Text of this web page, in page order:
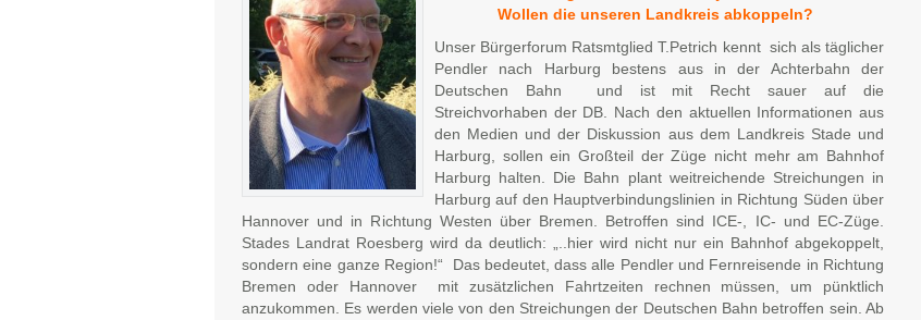
Wollen die unseren Landkreis abkoppeln?
Unser Bürgerforum Ratsmtglied T.Petrich kennt sich als täglicher
Pendler nach Harburg bestens aus in der Achterbahn der
Deutschen Bahn und ist mit Recht sauer auf die
Streichvorhaben der DB. Nach den aktuellen Informationen aus
den Medien und der Diskussion aus dem Landkreis Stade und
Harburg, sollen ein Großteil der Züge nicht mehr am Bahnhof
Harburg halten. Die Bahn plant weitreichende Streichungen in
Harburg auf den Hauptverbindungslinien in Richtung Süden über
Hannover und in Richtung Westen über Bremen. Betroffen sind ICE-, IC- und EC-Züge.
Stades Landrat Roesberg wird da deutlich: „..hier wird nicht nur ein Bahnhof abgekoppelt,
sondern eine ganze Region!“ Das bedeutet, dass alle Pendler und Fernreisende in Richtung
Bremen oder Hannover mit zusätzlichen Fahrtzeiten rechnen müssen, um pünktlich
anzukommen. Es werden viele von den Streichungen der Deutschen Bahn betroffen sein. Ab